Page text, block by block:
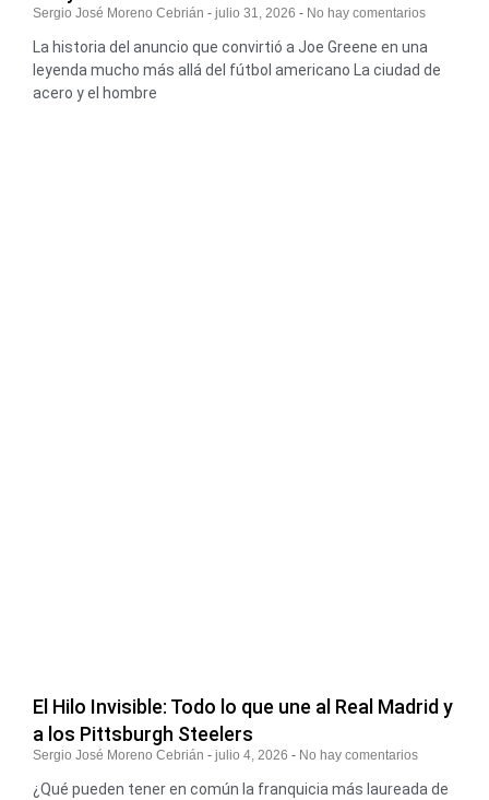
Sergio José Moreno Cebrián julio 31, 2026 No hay comentarios
La historia del anuncio que convirtió a Joe Greene en una
leyenda mucho más allá del fútbol americano La ciudad de
acero y el hombre
El Hilo Invisible: Todo lo que une al Real Madrid y
a los Pittsburgh Steelers
Sergio José Moreno Cebrián julio 4, 2026 No hay comentarios
¿Qué pueden tener en común la franquicia más laureada de